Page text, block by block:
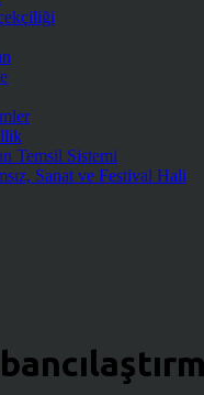
Temsil Sistemi
Sanat ve Festival Hali